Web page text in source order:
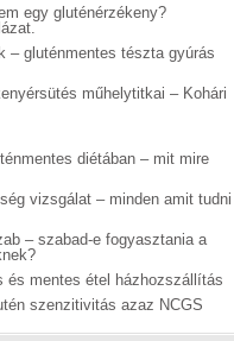
egy gluténérzékeny?
– gluténmentes tészta gyúrás
műhelytitkai – Kohári
diétában – mit mire
vizsgálat – minden amit tudni
– szabad-e fogyasztania a
és mentes étel házhozszállítás
szenzitivitás azaz NCGS